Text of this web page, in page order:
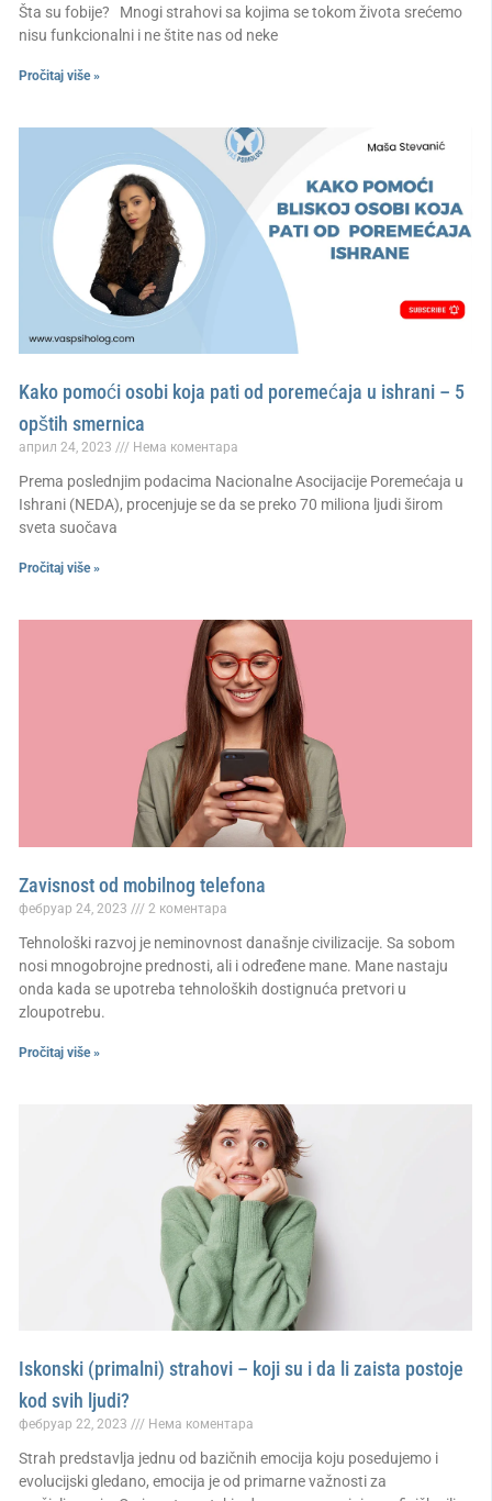
Šta su fobije? Mnogi strahovi sa kojima se tokom života srećemo
nisu funkcionalni i ne štite nas od neke
Pročitaj više »
Kako pomoći osobi koja pati od poremećaja u ishrani – 5
opštih smernica
април 24, 2023 Нема коментара
Prema poslednjim podacima Nacionalne Asocijacije Poremećaja u
Ishrani (NEDA), procenjuje se da se preko 70 miliona ljudi širom
sveta suočava
Pročitaj više »
Zavisnost od mobilnog telefona
фебруар 24, 2023 2 коментара
Tehnološki razvoj je neminovnost današnje civilizacije. Sa sobom
nosi mnogobrojne prednosti, ali i određene mane. Mane nastaju
onda kada se upotreba tehnoloških dostignuća pretvori u
zloupotrebu.
Pročitaj više »
Iskonski (primalni) strahovi – koji su i da li zaista postoje
kod svih ljudi?
фебруар 22, 2023 Нема коментара
Strah predstavlja jednu od bazičnih emocija koju posedujemo i
evolucijski gledano, emocija je od primarne važnosti za